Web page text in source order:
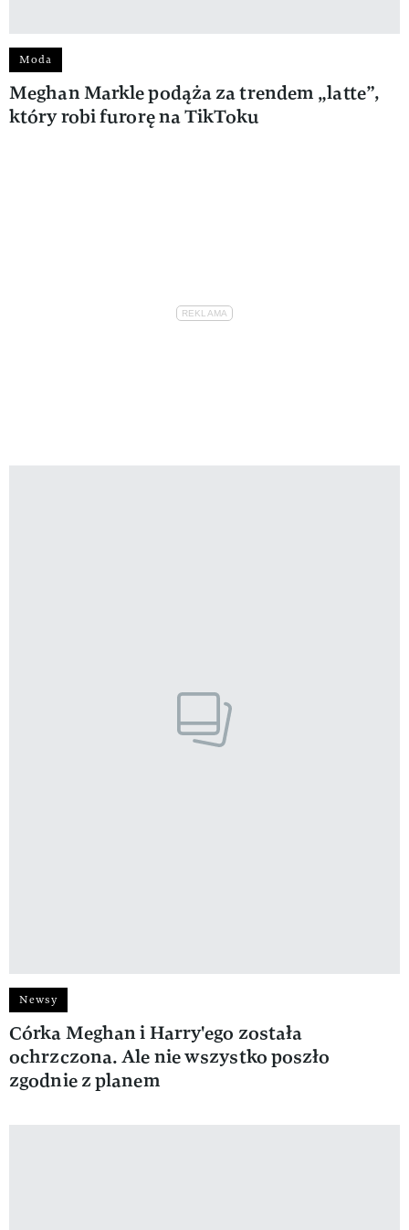
Moda
Meghan Markle podąża za trendem „latte”,
który robi furorę na TikToku
Newsy
Córka Meghan i Harry'ego została
ochrzczona. Ale nie wszystko poszło
zgodnie z planem